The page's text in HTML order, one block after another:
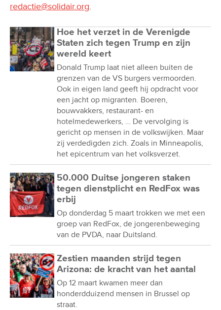
redactie@solidair.org.
Hoe het verzet in de Verenigde
Staten zich tegen Trump en zijn
wereld keert
Donald Trump laat niet alleen buiten de
grenzen van de VS burgers vermoorden.
Ook in eigen land geeft hij opdracht voor
een jacht op migranten. Boeren,
bouwvakkers, restaurant- en
hotelmedewerkers, … De vervolging is
gericht op mensen in de volkswijken. Maar
zij verdedigden zich. Zoals in Minneapolis,
het epicentrum van het volksverzet.
50.000 Duitse jongeren staken
tegen dienstplicht en RedFox was
erbij
Op donderdag 5 maart trokken we met een
groep van RedFox, de jongerenbeweging
van de PVDA, naar Duitsland.
Zestien maanden strijd tegen
Arizona: de kracht van het aantal
Op 12 maart kwamen meer dan
honderdduizend mensen in Brussel op
straat.